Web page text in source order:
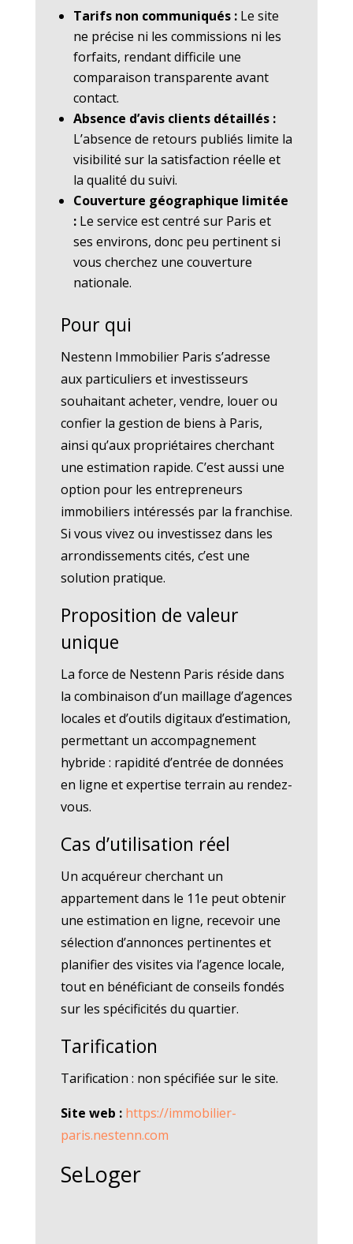
Tarifs non communiqués :Le site
ne précise ni les commissions ni les
forfaits, rendant difficile une
comparaison transparente avant
contact.
Absence d’avis clients détaillés :
L’absence de retours publiés limite la
visibilité sur la satisfaction réelle et
la qualité du suivi.
Couverture géographique limitée
:Le service est centré sur Paris et
ses environs, donc peu pertinent si
vous cherchez une couverture
nationale.
Pour qui
Nestenn Immobilier Paris s’adresse
aux particuliers et investisseurs
souhaitant acheter, vendre, louer ou
confier la gestion de biens à Paris,
ainsi qu’aux propriétaires cherchant
une estimation rapide. C’est aussi une
option pour les entrepreneurs
immobiliers intéressés par la franchise.
Si vous vivez ou investissez dans les
arrondissements cités, c’est une
solution pratique.
Proposition de valeur
unique
La force de Nestenn Paris réside dans
la combinaison d’un maillage d’agences
locales et d’outils digitaux d’estimation,
permettant un accompagnement
hybride : rapidité d’entrée de données
en ligne et expertise terrain au rendez-
vous.
Cas d’utilisation réel
Un acquéreur cherchant un
appartement dans le 11e peut obtenir
une estimation en ligne, recevoir une
sélection d’annonces pertinentes et
planifier des visites via l’agence locale,
tout en bénéficiant de conseils fondés
sur les spécificités du quartier.
Tarification
Tarification : non spécifiée sur le site.
Site web : https://immobilier-
paris.nestenn.com
SeLoger